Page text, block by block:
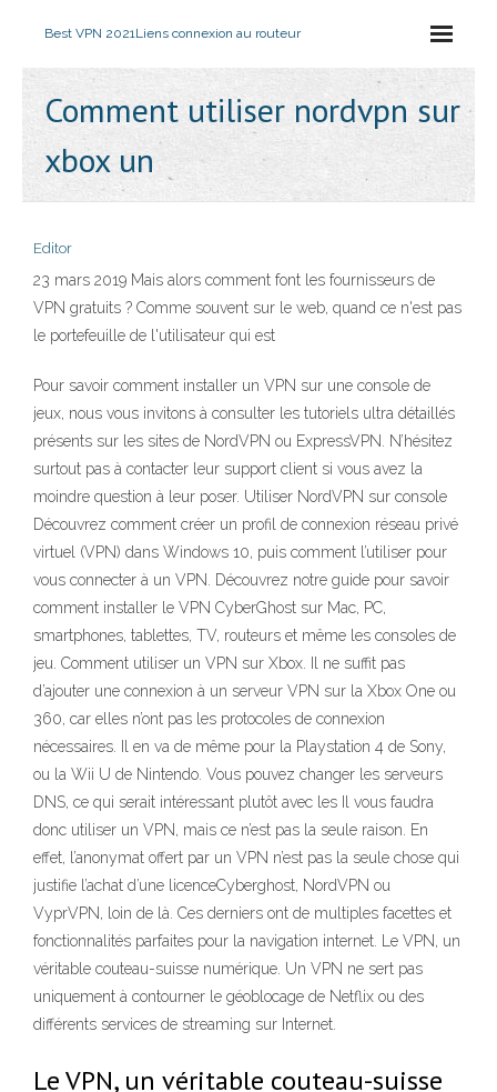
Best VPN 2021Liens connexion au routeur
Comment utiliser nordvpn sur
xbox un
Editor
23 mars 2019 Mais alors comment font les fournisseurs de
VPN gratuits ? Comme souvent sur le web, quand ce n'est pas
le portefeuille de l'utilisateur qui est
Pour savoir comment installer un VPN sur une console de
jeux, nous vous invitons à consulter les tutoriels ultra détaillés
présents sur les sites de NordVPN ou ExpressVPN. N’hésitez
surtout pas à contacter leur support client si vous avez la
moindre question à leur poser. Utiliser NordVPN sur console
Découvrez comment créer un profil de connexion réseau privé
virtuel (VPN) dans Windows 10, puis comment l’utiliser pour
vous connecter à un VPN. Découvrez notre guide pour savoir
comment installer le VPN CyberGhost sur Mac, PC,
smartphones, tablettes, TV, routeurs et même les consoles de
jeu. Comment utiliser un VPN sur Xbox. Il ne suffit pas
d’ajouter une connexion à un serveur VPN sur la Xbox One ou
360, car elles n’ont pas les protocoles de connexion
nécessaires. Il en va de même pour la Playstation 4 de Sony,
ou la Wii U de Nintendo. Vous pouvez changer les serveurs
DNS, ce qui serait intéressant plutôt avec les Il vous faudra
donc utiliser un VPN, mais ce n’est pas la seule raison. En
effet, l’anonymat offert par un VPN n’est pas la seule chose qui
justifie l’achat d’une licenceCyberghost, NordVPN ou
VyprVPN, loin de là. Ces derniers ont de multiples facettes et
fonctionnalités parfaites pour la navigation internet. Le VPN, un
véritable couteau-suisse numérique. Un VPN ne sert pas
uniquement à contourner le géoblocage de Netflix ou des
différents services de streaming sur Internet.
Le VPN, un véritable couteau-suisse